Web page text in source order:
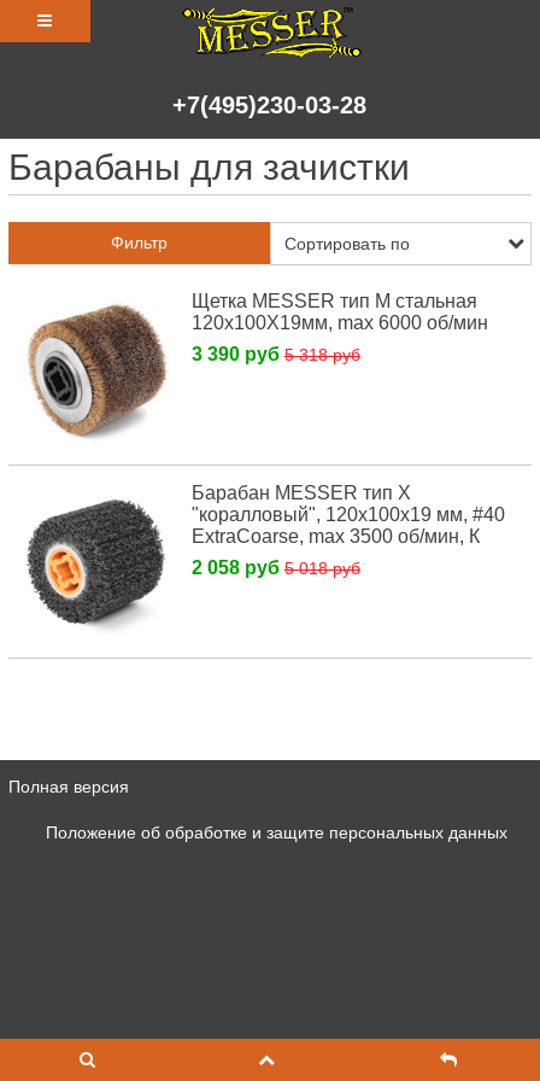
+7(495)230-03-28
Барабаны для зачистки
Фильтр
Щетка MESSER тип М стальная
120х100Х19мм, max 6000 об/мин
3 390 руб5 318 руб
Барабан MESSER тип Х
"коралловый", 120х100х19 мм, #40
ExtraCoarse, max 3500 об/мин, К
2 058 руб5 018 руб
Полная версия
Положение об обработке и защите персональных данных